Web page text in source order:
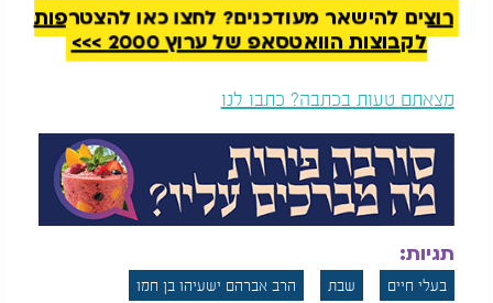
רוצים להישאר מעודכנים? לחצו כאן להצטרפות
לקבוצות הוואטסאפ של ערוץ 2000 >>>
מצאתם טעות בכתבה? כתבו לנו
תגיות:
בעלי חיים שבת הרב אברהם ישעיהו בן חמו